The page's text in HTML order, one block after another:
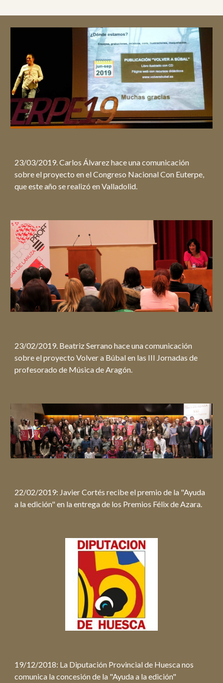
23/03/2019. Carlos Álvarez hace una comunicación
sobre el proyecto en el Congreso Nacional Con Euterpe,
que este año se realizó en Valladolid.
23/02/2019. Beatriz Serrano hace una comunicación
sobre el proyecto Volver a Búbal en las III Jornadas de
profesorado de Música de Aragón.
22/02/2019: Javier Cortés recibe el premio de la "Ayuda
a la edición" en la entrega de los Premios Félix de Azara.
19/12/2018: La Diputación Provincial de Huesca nos
comunica la concesión de la "Ayuda a la edición"